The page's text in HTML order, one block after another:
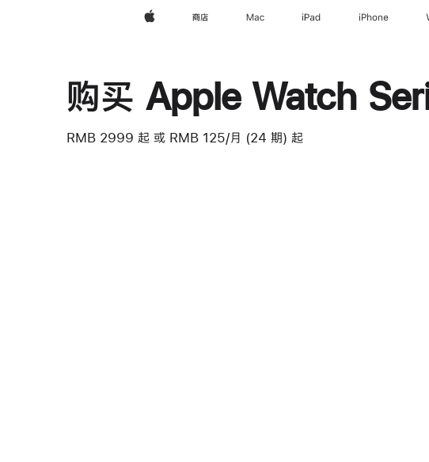
Apple 商店 Mac iPad iPhone
购买 Apple Watch
RMB 2999 起 或 RMB 125/月 (24 期) 起